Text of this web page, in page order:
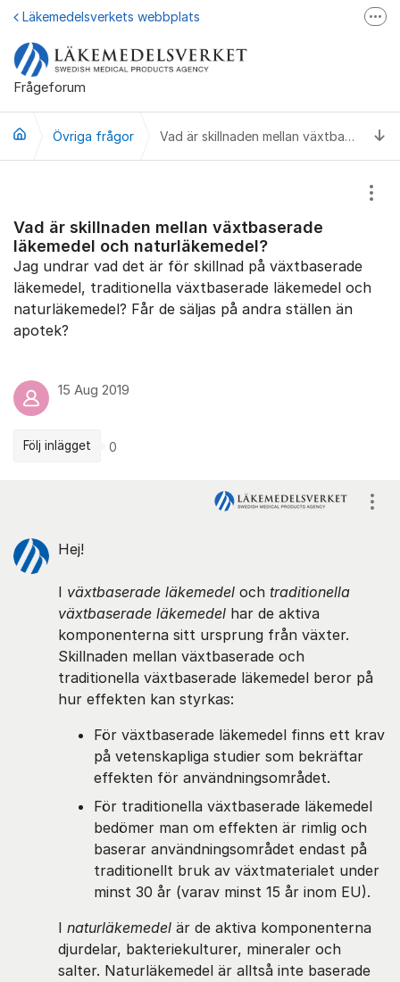
Hoppa till innehåll
Frågeforum
Läkemedelsverkets webbplats
Läkemedelsupplysningen
Läkemedelsverket på Facebook
Övriga frågor Vad är skillnaden mellan växtbaserade läkemedel och naturläkemedel?
Vad är skillnaden mellan växtbaserade
läkemedel och naturläkemedel?
Jag undrar vad det är för skillnad på växtbaserade
läkemedel, traditionella växtbaserade läkemedel och
naturläkemedel? Får de säljas på andra ställen än
apotek?
15 Aug 2019
Följ inlägget 0
Hej!
I växtbaserade läkemedel och traditionella
växtbaserade läkemedel har de aktiva
komponenterna sitt ursprung från växter.
Skillnaden mellan växtbaserade och
traditionella växtbaserade läkemedel beror på
hur effekten kan styrkas:
För växtbaserade läkemedel finns ett krav
på vetenskapliga studier som bekräftar
effekten för användningsområdet.
För traditionella växtbaserade läkemedel
bedömer man om effekten är rimlig och
baserar användningsområdet endast på
traditionellt bruk av växtmaterialet under
minst 30 år (varav minst 15 år inom EU).
I naturläkemedel är de aktiva komponenterna
djurdelar, bakteriekulturer, mineraler och
salter. Naturläkemedel är alltså inte baserade